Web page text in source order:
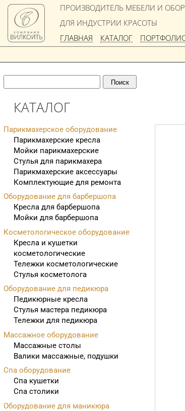
ПРОИЗВОДИТЕЛЬ МЕБЕЛИ И
ДЛЯ ИНДУСТРИИ КРАСОТЫ
ГЛАВНАЯ
КАТАЛОГ
КАТАЛОГ
Парикмахерское оборудование
Парикмахерские кресла
Мойки парикмахерские
Стулья для парикмахера
Парикмахерские аксессуары
Комплектующие для ремонта
Оборудование для барбершопа
Кресла для барбершопа
Мойки для барбершопа
Косметологическое оборудование
Кресла и кушетки
косметологические
Тележки косметологические
Стулья косметолога
Оборудование для педикюра
Педикюрные кресла
Стулья мастера педикюра
Тележки для педикюра
Массажное оборудование
Массажные столы
Валики массажные, подушки
Спа оборудование
Спа кушетки
Спа столики
Оборудование для маникюра